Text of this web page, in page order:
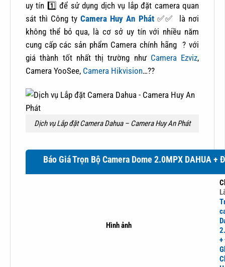
uy tín 1️⃣ để sử dụng dịch vụ lắp đặt camera quan
sát thì Công tyCamera Huy An Phát✅✅ là nơi
không thể bỏ qua, là cơ sở uy tín với nhiều năm
cung cấp các sản phẩm Camera chính hãng ? với
giá thành tốt nhất thị trường như Camera Ezviz,
Camera YooSee, Camera Hikvision…??
Dịch vụ Lắp đặt Camera Dahua – Camera Huy An Phát
Báo Giá Trọn Bộ Camera Dome 2.0MPX DAHUA +
Hình ảnh
+